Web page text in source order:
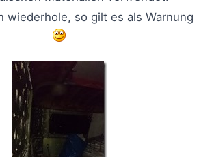
wiederhole, so gilt es als Warnung